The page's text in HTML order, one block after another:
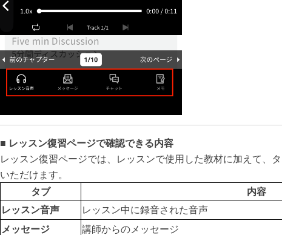
■ レッスン復習ページで確認できる内容
レッスン復習ページでは、レッスンで使用した教材に加えて、
いただけます。
タブ
内容
レッスン音声
レッスン中に録音された音声
メッセージ
講師からのメッセージ